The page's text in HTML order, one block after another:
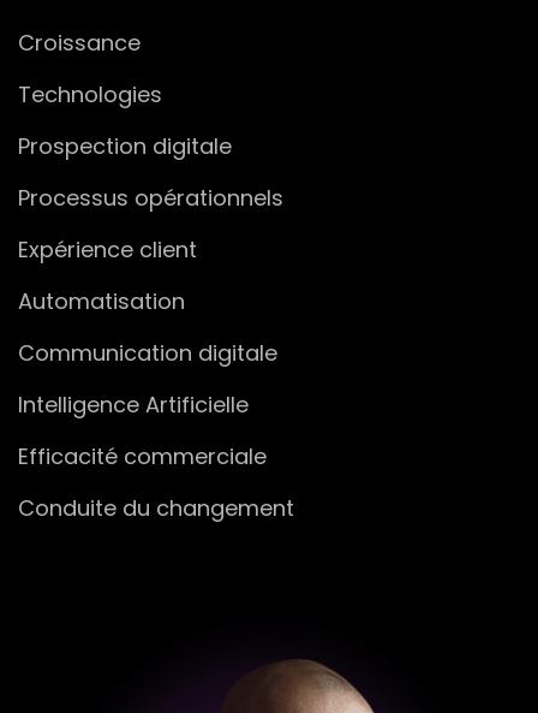
Croissance
Technologies
Prospection digitale
Processus opérationnels
Expérience client
Automatisation
Communication digitale
Intelligence Artificielle
Efficacité commerciale
Conduite du changement